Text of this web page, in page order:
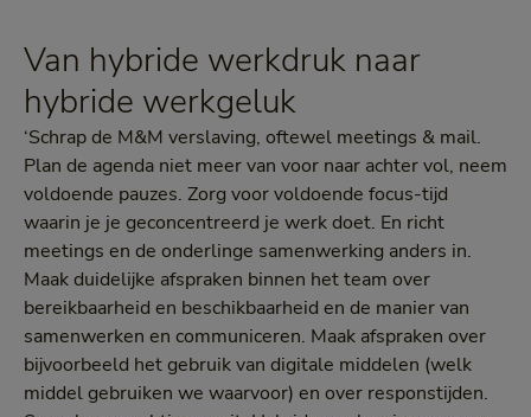
Van hybride werkdruk naar
hybride werkgeluk
‘Schrap de M&M verslaving, oftewel meetings & mail.
Plan de agenda niet meer van voor naar achter vol, neem
voldoende pauzes. Zorg voor voldoende focus-tijd
waarin je je geconcentreerd je werk doet. En richt
meetings en de onderlinge samenwerking anders in.
Maak duidelijke afspraken binnen het team over
bereikbaarheid en beschikbaarheid en de manier van
samenwerken en communiceren. Maak afspraken over
bijvoorbeeld het gebruik van digitale middelen (welk
middel gebruiken we waarvoor) en over responstijden.